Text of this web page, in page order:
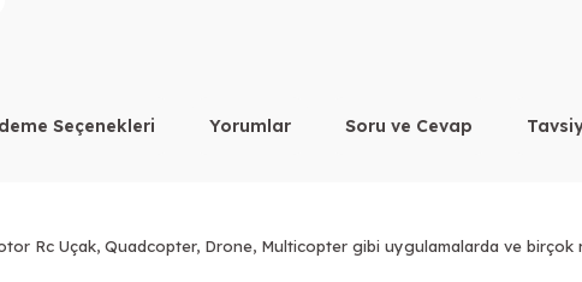
Seçenekleri Yorumlar Soru ve Cevap
Rc Uçak, Quadcopter, Drone, Multicopter gibi uygulamalarda ve